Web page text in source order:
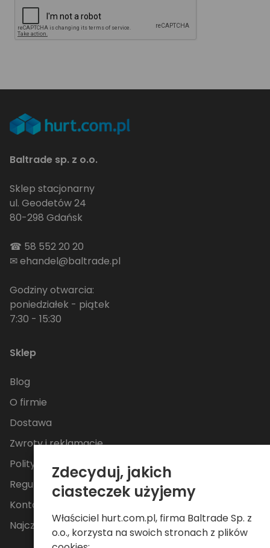
Baltrade sp. z o.o.
Sklep stacjonarny
ul. Geodetów 24
80-298 Gdańsk
☎ 58 552 20 20
✉ehandel@baltrade.pl
Godziny otwarcia:
poniedziałek - piątek
7:30 - 15:30
Sklep
Blog
O firmie
Dostawa
Zwroty i reklamacje
Polityka Prywatności
Regulamin
Kontakt
Najczęściej zadawane pytania
Zdecyduj, jakich
ciasteczek użyjemy
Właściciel hurt.com.pl, firma Baltrade Sp. z
o.o., korzysta na swoich stronach z plików